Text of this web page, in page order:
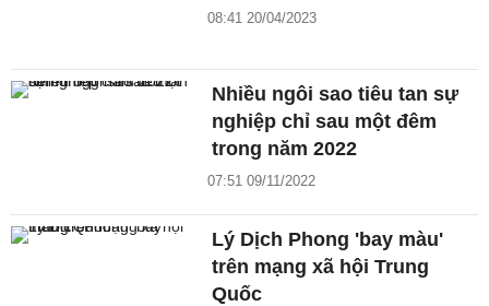
08:41 20/04/2023
Nhiều ngôi sao tiêu tan sự
nghiệp chỉ sau một đêm
trong năm 2022
07:51 09/11/2022
Lý Dịch Phong 'bay màu'
trên mạng xã hội Trung
Quốc